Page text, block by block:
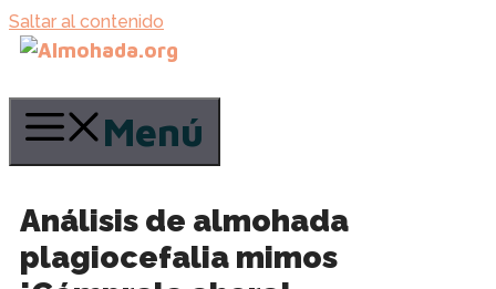
Saltar al contenido
Menú
Análisis de almohada
plagiocefalia mimos